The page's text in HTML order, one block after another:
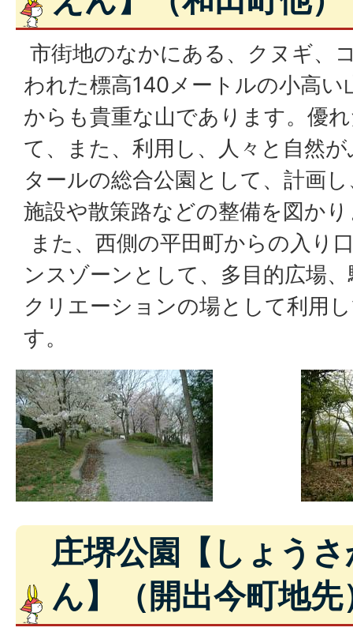
市街地のなかにある、クヌギ、
われた標高140メートルの小高い
からも貴重な山であります。優
て、また、利用し、人々と自然
タールの総合公園として、計画
施設や散策路などの整備を図か
また、西側の平田町からの入り
ンスゾーンとして、多目的広場
クリエーションの場として利用
す。
庄堺公園【しょう
ん】（開出今町地先